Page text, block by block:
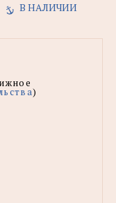
В НАЛИЧИИ
)